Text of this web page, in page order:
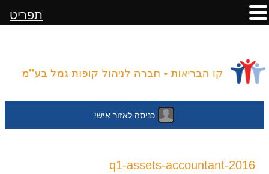
כניסה לאזור אישי
לתוכן
2016-q1-assets-accountant
תפריט